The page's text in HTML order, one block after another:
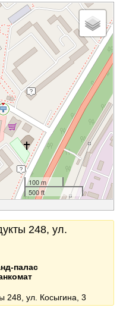
100 m
500 ft
248, ул.
палас
248, ул. Косыгина, 3